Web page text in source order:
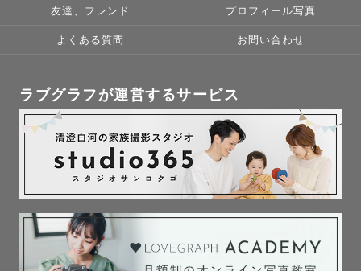
然な表情を引き出せるよう進めてまいります。
幸いです✨️
🗾対応可能エリア
長野県(松本市/安曇野市/塩尻市/諏訪市他)
※往復3000円を超える場合には別途交通費をいただいてお
エリア外でも一度お気軽にご相談いただければと思いま
友達、フレンド プロフィール写真
よくある質問 お問い合わせ
ラブグラフが運営するサービス